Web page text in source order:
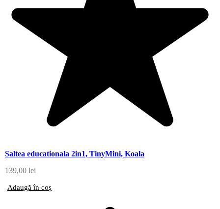
Saltea educationala 2in1, TinyMini, Koala
139,00 lei
Adaugă în coș